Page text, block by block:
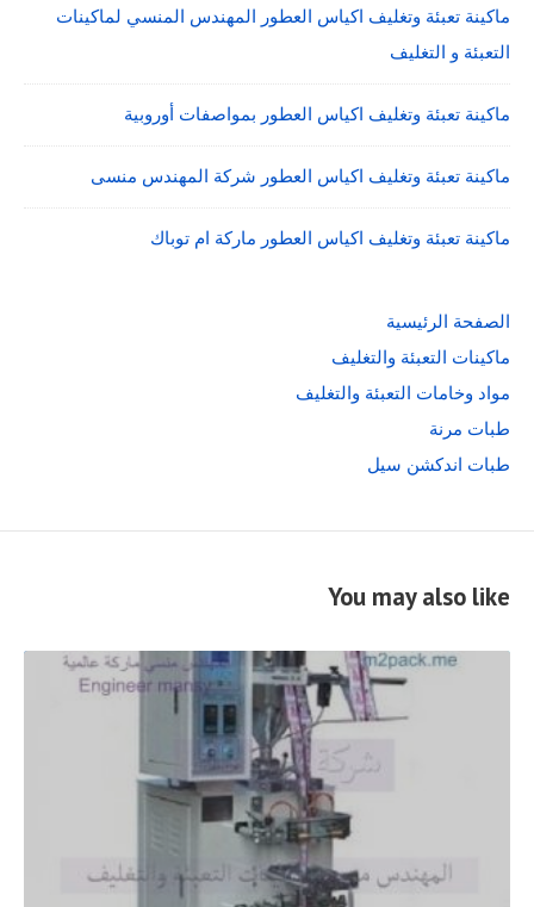
ماكينة تعبئة وتغليف اكياس العطور المهندس المنسي لماكينات
التعبئة و التغليف
ماكينة تعبئة وتغليف اكياس العطور بمواصفات أوروبية
ماكينة تعبئة وتغليف اكياس العطور شركة المهندس منسى
ماكينة تعبئة وتغليف اكياس العطور ماركة ام توباك
الصفحة الرئيسية
ماكينات التعبئة والتغليف
مواد وخامات التعبئة والتغليف
طبات مرنة
طبات اندكشن سيل
You may also like
READ
FULL
POST